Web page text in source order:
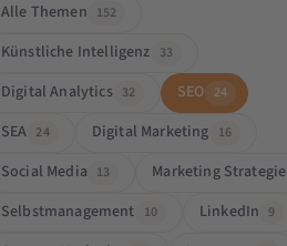
Alle Themen 152
Künstliche Intelligenz 33
Digital Analytics 32 SEO 24
SEA 24 Digital Marketing 16
Social Media 13 Marketing Strategie
Selbstmanagement 10 LinkedIn 9